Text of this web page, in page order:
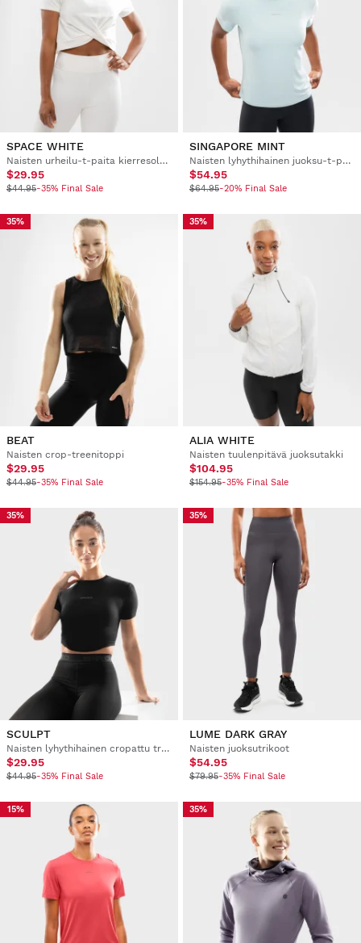
SPACE WHITE
Naisten urheilu-t-paita kierresolmulla
$29.95
$44.95-35% Final Sale
SINGAPORE MINT
Naisten lyhythihainen juoksu-t-paita
$54.95
$64.95-20% Final Sale
35%
BEAT
Naisten crop-treenitoppi
$29.95
$44.95-35% Final Sale
35%
ALIA WHITE
Naisten tuulenpitävä juoksutakki
$104.95
$154.95-35% Final Sale
35%
SCULPT
Naisten lyhythihainen cropattu treeni-t-paita
$29.95
$44.95-35% Final Sale
35%
LUME DARK GRAY
Naisten juoksutrikoot
$54.95
$79.95-35% Final Sale
15% 35%